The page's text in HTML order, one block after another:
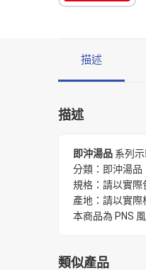
描述
描述
即沖湯品 系列示
分類：即沖湯品
規格：請以實際
產地：請以實際
本商品為 PNS
類似產品